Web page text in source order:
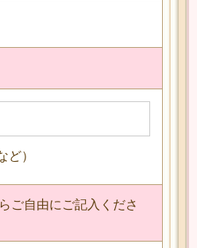
ど）
ご自由にご記入くださ